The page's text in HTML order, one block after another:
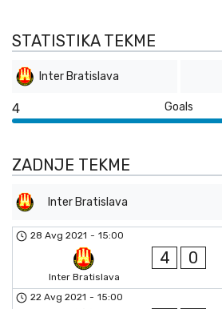
STATISTIKA TEKME
Inter Bratislava
4 Goals
ZADNJE TEKME
Inter Bratislava
28 Avg 2021 - 15:00
Inter Bratislava
4 0
22 Avg 2021 - 15:00